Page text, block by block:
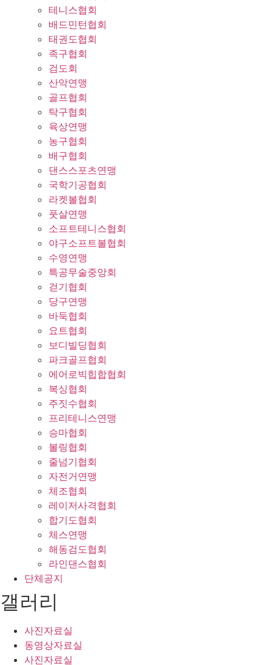
테니스협회
배드민턴협회
태권도협회
족구협회
검도회
산악연맹
골프협회
탁구협회
육상연맹
농구협회
배구협회
댄스스포츠연맹
국학기공협회
라켓볼협회
풋살연맹
소프트테니스협회
야구소프트볼협회
수영연맹
특공무술중앙회
걷기협회
당구연맹
바둑협회
요트협회
보디빌딩협회
파크골프협회
에어로빅힙합협회
복싱협회
주짓수협회
프리테니스연맹
승마협회
볼링협회
줄넘기협회
자전거연맹
체조협회
레이저사격협회
합기도협회
체스연맹
해동검도협회
라인댄스협회
단체공지
갤러리
사진자료실
동영상자료실
사진자료실